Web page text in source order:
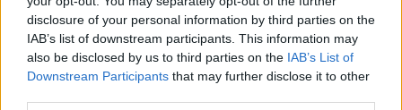
disclosure of your personal information by third parties on the
IAB’s list of downstream participants. This information may
also be disclosed by us to third parties on the IAB’s List of
Downstream Participants that may further disclose it to other
​Lasciate ai vostri figli il diritto di piangere
​Parole d’amore regalate al vento
​Essere genitori di un adolescente
​Saper pazientare
​Giornata del Fiocchetto Lilla
​Venerdì emozionalmente sostenibile